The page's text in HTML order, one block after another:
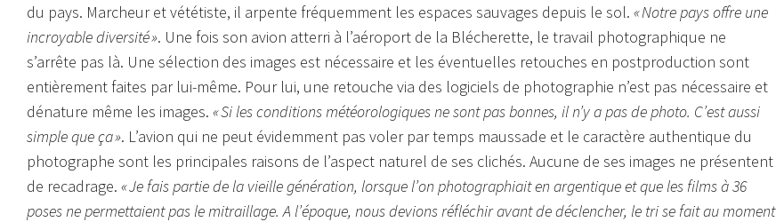
du pays. Marcheur et vététiste, il arpente fréquemment les espaces sauvages depuis le sol. « Notre pays offre une
incroyable diversité ». Une fois son avion atterri à l’aéroport de la Blécherette, le travail photographique ne
s’arrête pas là. Une sélection des images est nécessaire et les éventuelles retouches en postproduction sont
entièrement faites par lui-même. Pour lui, une retouche via des logiciels de photographie n’est pas nécessaire et
dénature même les images. « Si les conditions météorologiques ne sont pas bonnes, il n’y a pas de photo. C’est aussi
simple que ça ». L’avion qui ne peut évidemment pas voler par temps maussade et le caractère authentique du
photographe sont les principales raisons de l’aspect naturel de ses clichés. Aucune de ses images ne présentent
de recadrage. « Je fais partie de la vieille génération, lorsque l’on photographiait en argentique et que les films à 36
poses ne permettaient pas le mitraillage. A l’époque, nous devions réfléchir avant de déclencher, le tri se fait au moment